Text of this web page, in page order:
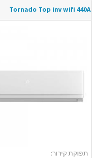
Tornado Top inv wifi 440A
תפוקת קירור: